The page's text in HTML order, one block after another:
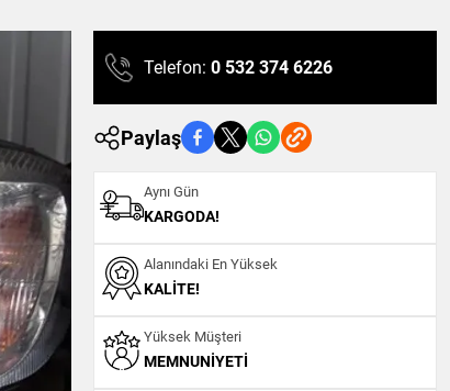
Telefon: 0 532 374 6226
Paylaş
Aynı Gün
KARGODA!
Alanındaki En Yüksek
KALITE!
Yüksek Müşteri
MEMNUNIYETI